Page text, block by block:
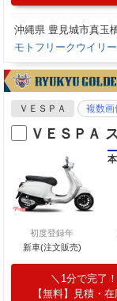
沖縄県 豊見城市真玉
モトフリークウイリ
ＶＥＳＰＡ 複数画
ＶＥＳＰＡ
初度登録年
新車(注文販売)
1分で完了！
【無料】見積・